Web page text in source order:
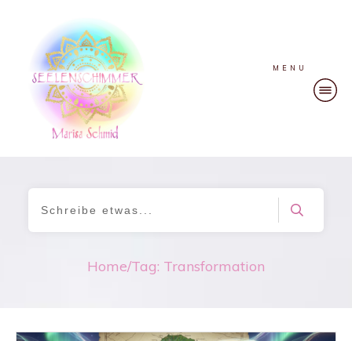
MENU
Home/Tag: Transformation